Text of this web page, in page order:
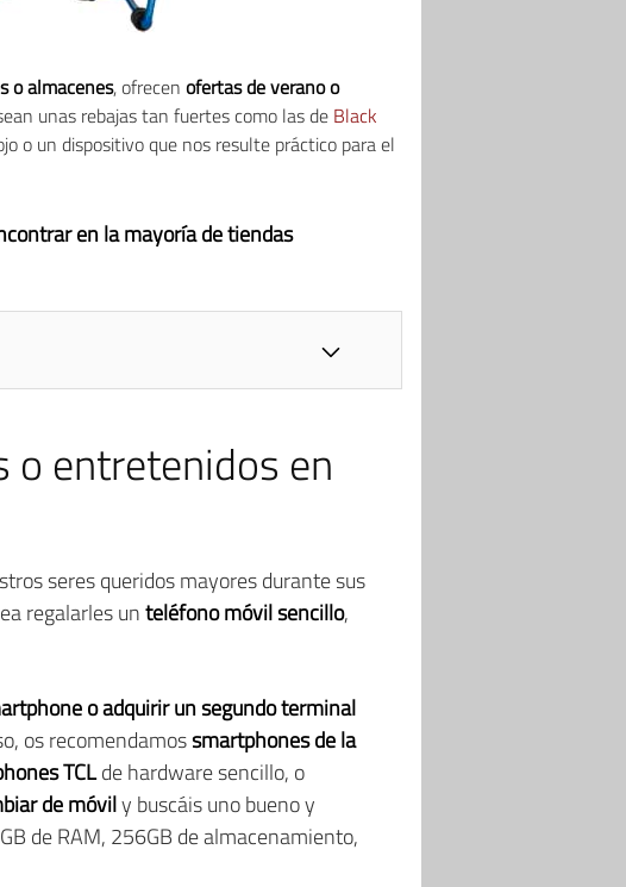
o almacenes, ofrecen ofertas de verano o
unas rebajas tan fuertes como las de Black
o un dispositivo que nos resulte práctico para el
en la mayoría de tiendas
o entretenidos en
seres queridos mayores durante sus
regalarles unteléfono móvil sencillo,
o adquirir un segundo terminal
os recomendamossmartphones de la
TCLde hardware sencillo, o
de móvily buscáis uno bueno y
de RAM, 256GB de almacenamiento,